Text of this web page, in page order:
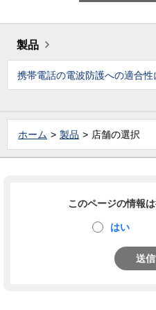
製品
携帯電話の電波防護への適合性
ホーム 製品 店舗の選択
このページの情報
はい
送